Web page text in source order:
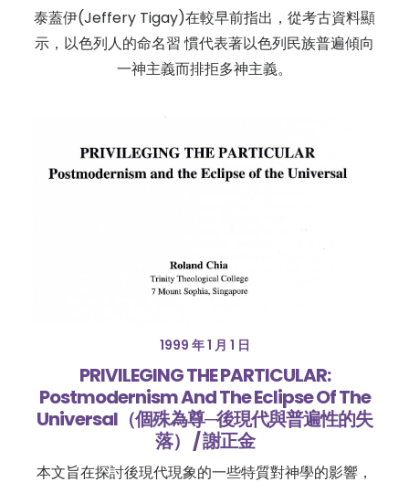
泰蓋伊(Jeffery Tigay)在較早前指出，從考古資料顯
示，以色列人的命名習 慣代表著以色列民族普遍傾向
一神主義而排拒多神主義。
1999 年 1 月 1 日
PRIVILEGING THE PARTICULAR:
Postmodernism And The Eclipse Of The
Universal（個殊為尊─後現代與普遍性的失
落） / 謝正金
本文旨在探討後現代現象的一些特質對神學的影響，